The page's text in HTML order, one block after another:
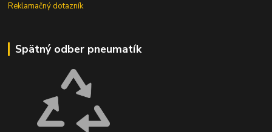
Reklamačný dotazník
Spätný odber pneumatík